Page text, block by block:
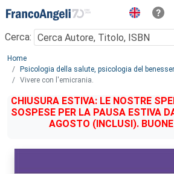
Menu
Cerca:
Main content
Home
Psicologia della salute, psicologia del
Vivere con l'emicrania.
CHIUSURA ESTIVA: LE NOSTRE
SOSPESE PER LA PAUSA ESTIVA
AGOSTO (INCLUSI).